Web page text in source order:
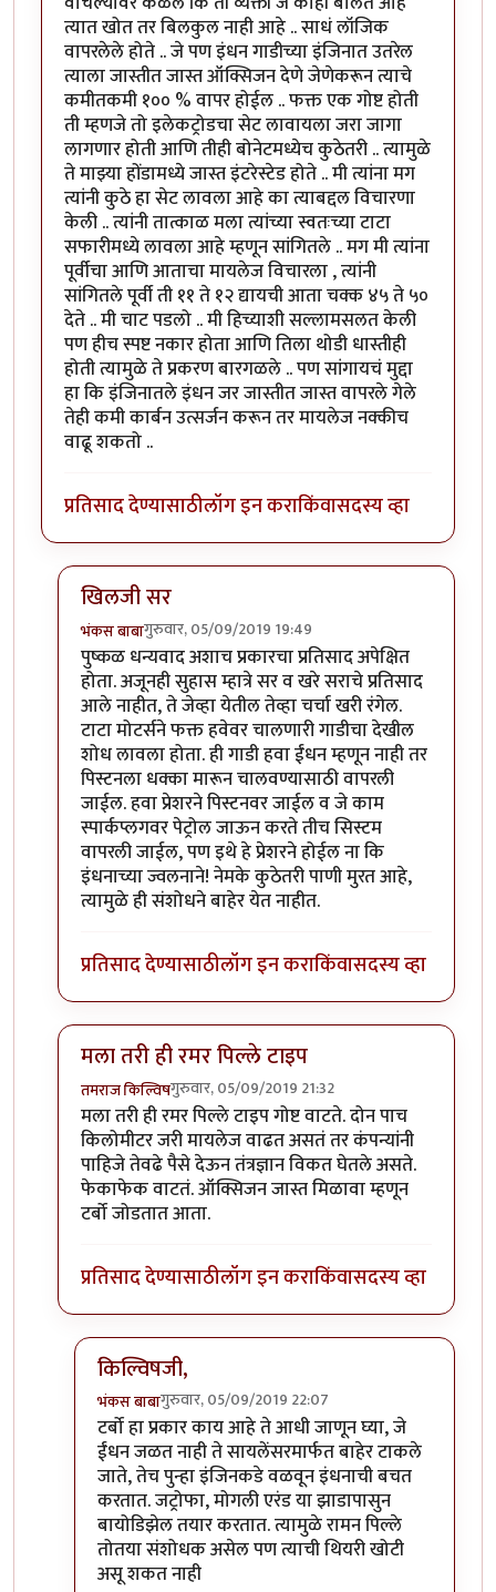
त्यात खोत तर बिलकुल नाही आहे .. साधं लॉजिक
वापरलेले होते .. जे पण इंधन गाडीच्या इंजिनात उतरेल
त्याला जास्तीत जास्त ऑक्सिजन देणे जेणेकरून त्याचे
कमीतकमी १०० % वापर होईल .. फक्त एक गोष्ट होती
ती म्हणजे तो इलेकट्रोडचा सेट लावायला जरा जागा
लागणार होती आणि तीही बोनेटमध्येच कुठेतरी .. त्यामुळे
ते माझ्या होंडामध्ये जास्त इंटरेस्टेड होते .. मी त्यांना मग
त्यांनी कुठे हा सेट लावला आहे का त्याबद्दल विचारणा
केली .. त्यांनी तात्काळ मला त्यांच्या स्वतःच्या टाटा
सफारीमध्ये लावला आहे म्हणून सांगितले .. मग मी त्यांना
पूर्वीचा आणि आताचा मायलेज विचारला , त्यांनी
सांगितले पूर्वी ती ११ ते १२ द्यायची आता चक्क ४५ ते ५०
देते .. मी चाट पडलो .. मी हिच्याशी सल्लामसलत केली
पण हीच स्पष्ट नकार होता आणि तिला थोडी धास्तीही
होती त्यामुळे ते प्रकरण बारगळले .. पण सांगायचं मुद्दा
हा कि इंजिनातले इंधन जर जास्तीत जास्त वापरले गेले
तेही कमी कार्बन उत्सर्जन करून तर मायलेज नक्कीच
वाढू शकतो ..
प्रतिसाद देण्यासाठीलॉग इन कराकिंवासदस्य व्हा
खिलजी सर
भंकस बाबागुरुवार, 05/09/2019 19:49
In reply toचांगला धागा आहे .. सकारत्मकbyखिलजि
पुष्कळ धन्यवाद अशाच प्रकारचा प्रतिसाद अपेक्षित
होता. अजूनही सुहास म्हात्रे सर व खरे सराचे प्रतिसाद
आले नाहीत, ते जेव्हा येतील तेव्हा चर्चा खरी रंगेल.
टाटा मोटर्सने फक्त हवेवर चालणारी गाडीचा देखील
शोध लावला होता. ही गाडी हवा ईंधन म्हणून नाही तर
पिस्टनला धक्का मारून चालवण्यासाठी वापरली
जाईल. हवा प्रेशरने पिस्टनवर जाईल व जे काम
स्पार्कप्लगवर पेट्रोल जाऊन करते तीच सिस्टम
वापरली जाईल, पण इथे हे प्रेशरने होईल ना कि
इंधनाच्या ज्वलनाने! नेमके कुठेतरी पाणी मुरत आहे,
त्यामुळे ही संशोधने बाहेर येत नाहीत.
प्रतिसाद देण्यासाठीलॉग इन कराकिंवासदस्य व्हा
मला तरी ही रमर पिल्ले टाइप
तमराज किल्विषगुरुवार, 05/09/2019 21:32
In reply toचांगला धागा आहे .. सकारत्मकbyखिलजि
मला तरी ही रमर पिल्ले टाइप गोष्ट वाटते. दोन पाच
किलोमीटर जरी मायलेज वाढत असतं तर कंपन्यांनी
पाहिजे तेवढे पैसे देऊन तंत्रज्ञान विकत घेतले असते.
फेकाफेक वाटतं. ऑक्सिजन जास्त मिळावा म्हणून
टर्बो जोडतात आता.
प्रतिसाद देण्यासाठीलॉग इन कराकिंवासदस्य व्हा
किल्विषजी,
भंकस बाबागुरुवार, 05/09/2019 22:07
In reply toमला तरी ही रमर पिल्ले टाइपbyतमराज
टर्बो हा प्रकार काय आहे ते आधी जाणून घ्या, जे
ईंधन जळत नाही ते सायलेंसरमार्फत बाहेर टाकले
जाते, तेच पुन्हा इंजिनकडे वळवून इंधनाची बचत
करतात. जट्रोफा, मोगली एरंड या झाडापासुन
बायोडिझेल तयार करतात. त्यामुळे रामन पिल्ले
तोतया संशोधक असेल पण त्याची थियरी खोटी
असू शकत नाही